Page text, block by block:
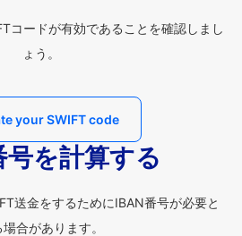
コードが有効であることを確認しまし
ょう。
your SWIFT code
を計算する
送金をするためにIBAN番号が必要と
場合があります。